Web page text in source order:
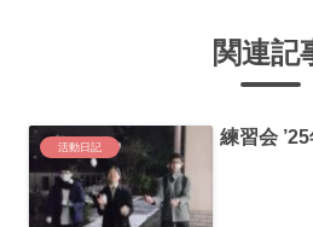
関連記
活動日記 練習会